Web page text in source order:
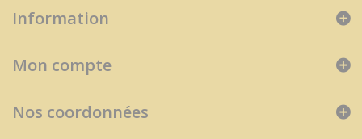
Information
Mon compte
Nos coordonnées